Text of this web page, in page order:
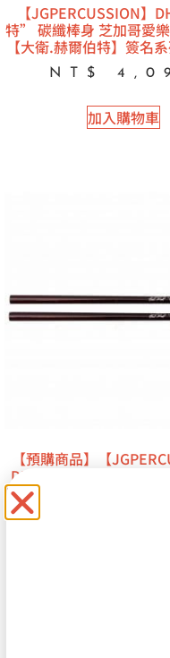
【JGPERCUSSION】
特” 碳纖棒身 芝加哥愛
【大衛.赫爾伯特】簽名
NT$
加入購物車
【預購商品】【
DH8 “海頓” 碳纖棒身
定音鼓首席【大衛.赫爾伯